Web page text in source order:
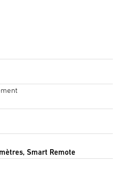
Smart Remote